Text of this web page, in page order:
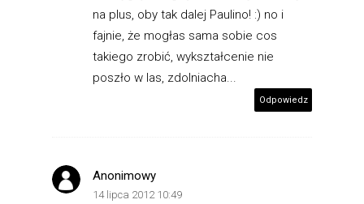
na plus, oby tak dalej Paulino! :) no i
fajnie, że mogłas sama sobie cos
takiego zrobić, wykształcenie nie
poszło w las, zdolniacha...
Odpowiedz
Anonimowy
14 lipca 2012 10:49